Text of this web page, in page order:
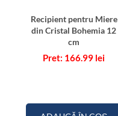
Recipient pentru Miere
din Cristal Bohemia 12
cm
166.99 lei